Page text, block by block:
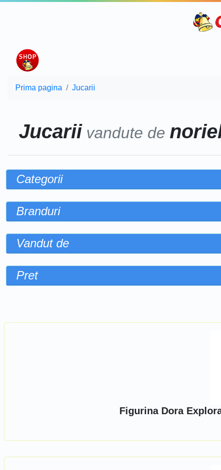
Prima pagina Jucarii
Jucariivandute de
Categorii
Branduri
Vandut de
Pret
Figurina Dora